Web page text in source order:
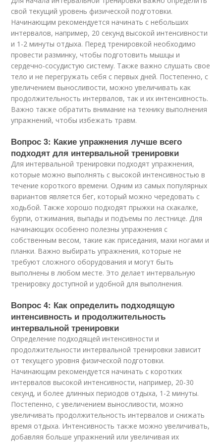
свой текущий уровень физической подготовки.
Начинающим рекомендуется начинать с небольших
интервалов, например, 20 секунд высокой интенсивности
и 1-2 минуты отдыха. Перед тренировкой необходимо
провести разминку, чтобы подготовить мышцы и
сердечно-сосудистую систему. Также важно слушать свое
тело и не перегружать себя с первых дней. Постепенно, с
увеличением выносливости, можно увеличивать как
продолжительность интервалов, так и их интенсивность.
Важно также обратить внимание на технику выполнения
упражнений, чтобы избежать травм.
Вопрос 3: Какие упражнения лучше всего
подходят для интервальной тренировки
Для интервальной тренировки подходят упражнения,
которые можно выполнять с высокой интенсивностью в
течение короткого времени. Одним из самых популярных
вариантов является бег, который можно чередовать с
ходьбой. Также хорошо подходят прыжки на скакалке,
бурпи, отжимания, выпады и подъемы по лестнице. Для
начинающих особенно полезны упражнения с
собственным весом, такие как приседания, махи ногами и
планки. Важно выбирать упражнения, которые не
требуют сложного оборудования и могут быть
выполнены в любом месте. Это делает интервальную
тренировку доступной и удобной для выполнения.
Вопрос 4: Как определить подходящую
интенсивность и продолжительность
интервальной тренировки
Определение подходящей интенсивности и
продолжительности интервальной тренировки зависит
от текущего уровня физической подготовки.
Начинающим рекомендуется начинать с коротких
интервалов высокой интенсивности, например, 20-30
секунд, и более длинных периодов отдыха, 1-2 минуты.
Постепенно, с увеличением выносливости, можно
увеличивать продолжительность интервалов и снижать
время отдыха. Интенсивность также можно увеличивать,
добавляя больше упражнений или увеличивая их